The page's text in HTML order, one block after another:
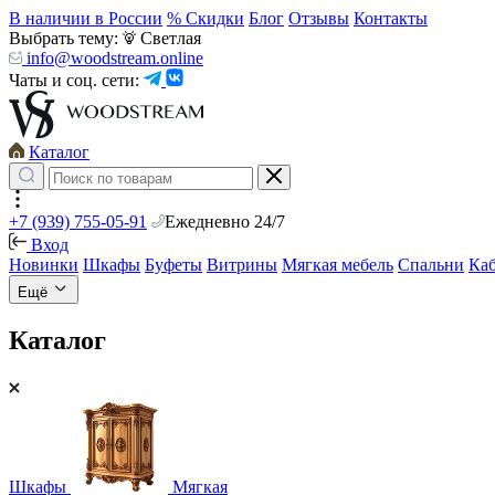
В наличии в России % Скидки Блог Отзывы Контакты
Выбрать тему:
Светлая
info@woodstream.online
Чаты и соц. сети:
Каталог
+7 (939) 755-05-91
Ежедневно 24/7
Вход
Новинки Шкафы Буфеты Витрины Мягкая мебель Спальни
Ещё
Каталог
Шкафы Мягкая